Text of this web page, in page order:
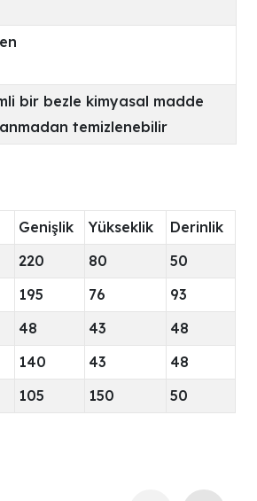
bir bezle kimyasal madde
temizlenebilir
Genişlik
Yükseklik
Derinlik
220 80
50
195 76
93
48 43
48
140 43
48
105 150 50